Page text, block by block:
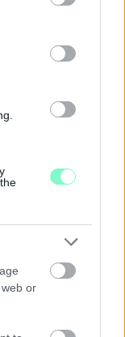
party tags to
in below Google
or
–